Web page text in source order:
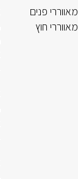
מאווררי פנים
מאווררי חוץ